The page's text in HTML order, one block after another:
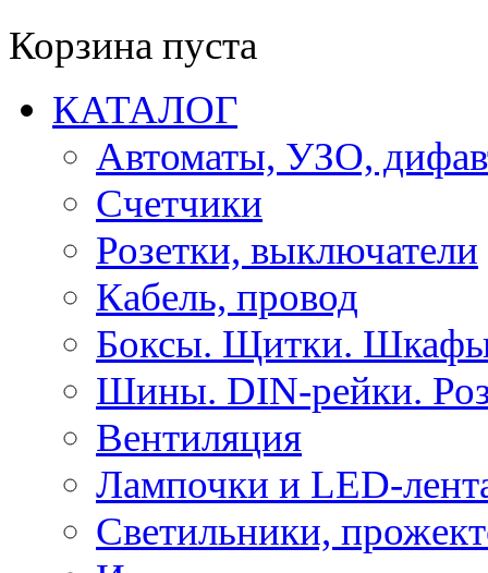
Корзина пуста
КАТАЛОГ
Автоматы, УЗО,
Счетчики
Розетки, выключатели
Кабель, провод
Боксы. Щитки.
Шины. DIN-рейки.
Вентиляция
Лампочки и LED-
Светильники,